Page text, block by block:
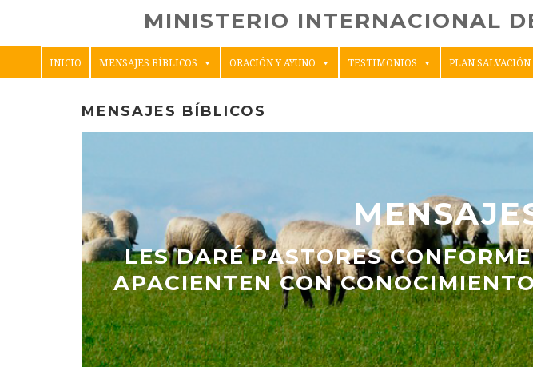
MINISTERIO INTERNACIONAL
INICIO MENSAJES BÍBLICOS ORACIÓN Y AYUNO TESTIMONIOS PLAN SALVACIÓN
MENSAJES BÍBLICOS
LES DARÉ PASTORES
APACIENTEN CON